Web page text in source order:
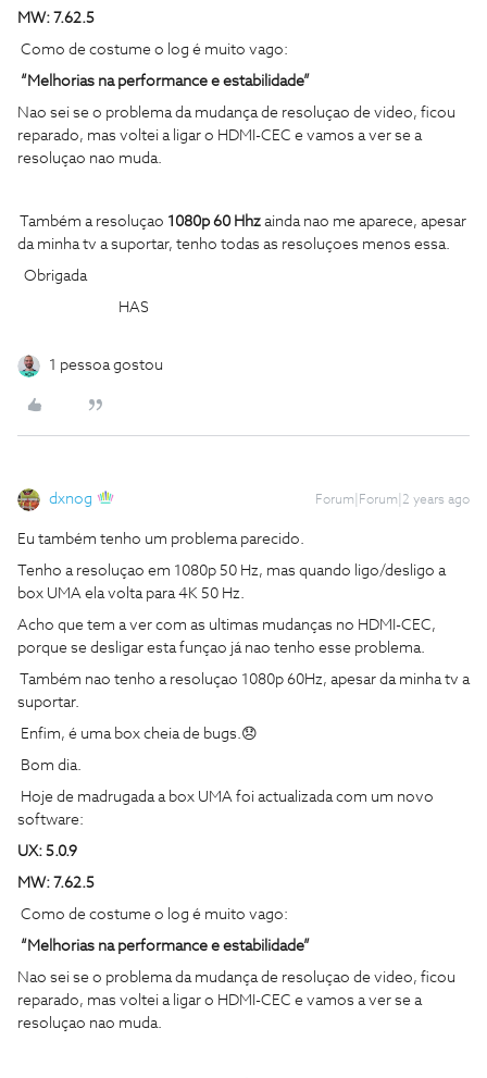
MW: 7.62.5
Como de costume o log é muito vago:
“Melhorias na performance e estabilidade”
Nao sei se o problema da mudança de resoluçao de video, ficou
reparado, mas voltei a ligar o HDMI-CEC e vamos a ver se a
resoluçao nao muda.
Também a resoluçao 1080p 60 Hhz ainda nao me aparece, apesar
da minha tv a suportar, tenho todas as resoluçoes menos essa.
Obrigada
HAS
1 pessoa gostou
dxnog Forum|Forum|2 years ago
Eu também tenho um problema parecido.
Tenho a resoluçao em 1080p 50 Hz, mas quando ligo/desligo a
box UMA ela volta para 4K 50 Hz.
Acho que tem a ver com as ultimas mudanças no HDMI-CEC,
porque se desligar esta funçao já nao tenho esse problema.
Também nao tenho a resoluçao 1080p 60Hz, apesar da minha tv a
suportar.
Enfim, é uma box cheia de bugs.😞
Bom dia.
Hoje de madrugada a box UMA foi actualizada com um novo
software:
UX: 5.0.9
MW: 7.62.5
Como de costume o log é muito vago:
“Melhorias na performance e estabilidade”
Nao sei se o problema da mudança de resoluçao de video, ficou
reparado, mas voltei a ligar o HDMI-CEC e vamos a ver se a
resoluçao nao muda.